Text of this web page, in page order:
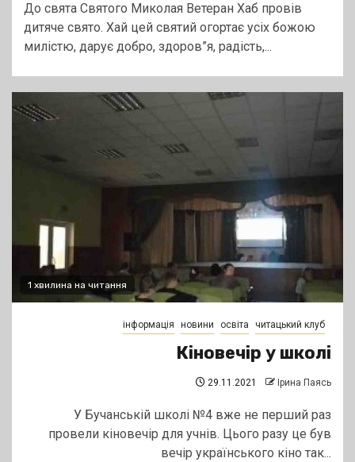
До свята Святого Миколая Ветеран Хаб провів
дитяче свято. Хай цей святий огортає усіх божою
милістю, дарує добро, здоров”я, радість,...
1 хвилина на читання
інформація новини освіта читацький клуб
Кіновечір у школі
29.11.2021 Ірина Паясь
У Бучанській школі №4 вже не перший раз
провели кіновечір для учнів. Цього разу це був
вечір українського кіно так...